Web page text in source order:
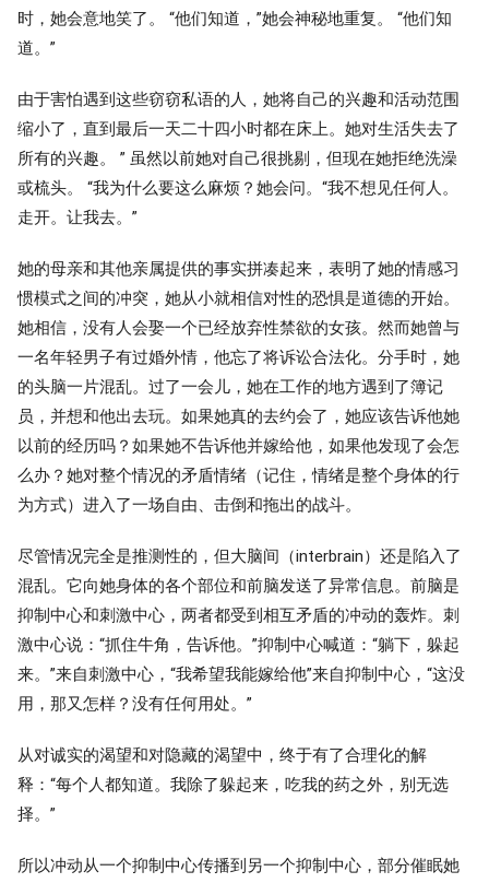
时，她会意地笑了。 “他们知道，”她会神秘地重复。 “他们知
道。”
由于害怕遇到这些窃窃私语的人，她将自己的兴趣和活动范围
缩小了，直到最后一天二十四小时都在床上。她对生活失去了
所有的兴趣。 ” 虽然以前她对自己很挑剔，但现在她拒绝洗澡
或梳头。 “我为什么要这么麻烦？她会问。“我不想见任何人。
走开。让我去。”
她的母亲和其他亲属提供的事实拼凑起来，表明了她的情感习
惯模式之间的冲突，她从小就相信对性的恐惧是道德的开始。
她相信，没有人会娶一个已经放弃性禁欲的女孩。然而她曾与
一名年轻男子有过婚外情，他忘了将诉讼合法化。分手时，她
的头脑一片混乱。过了一会儿，她在工作的地方遇到了簿记
员，并想和他出去玩。如果她真的去约会了，她应该告诉他她
以前的经历吗？如果她不告诉他并嫁给他，如果他发现了会怎
么办？她对整个情况的矛盾情绪（记住，情绪是整个身体的行
为方式）进入了一场自由、击倒和拖出的战斗。
尽管情况完全是推测性的，但大脑间（interbrain）还是陷入了
混乱。它向她身体的各个部位和前脑发送了异常信息。前脑是
抑制中心和刺激中心，两者都受到相互矛盾的冲动的轰炸。刺
激中心说：“抓住牛角，告诉他。”抑制中心喊道：“躺下，躲起
来。”来自刺激中心，“我希望我能嫁给他”来自抑制中心，“这没
用，那又怎样？没有任何用处。”
从对诚实的渴望和对隐藏的渴望中，终于有了合理化的解
释：“每个人都知道。我除了躲起来，吃我的药之外，别无选
择。”
所以冲动从一个抑制中心传播到另一个抑制中心，部分催眠她